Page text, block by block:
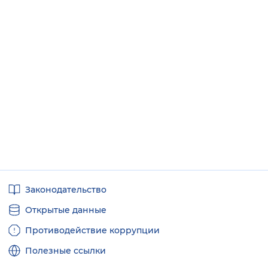
ссылкиЗаконодательство
Открытые данные
Противодействие коррупции
Полезные ссылки